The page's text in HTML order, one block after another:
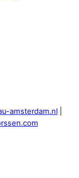
amsterdam.nl|